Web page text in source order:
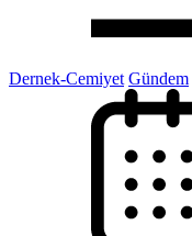
Dernek-Cemiyet Gündem